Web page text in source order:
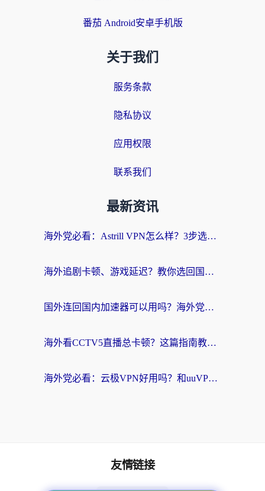
番茄 Android安卓手机版
关于我们
服务条款
隐私协议
应用权限
联系我们
最新资讯
海外党必看：Astrill VPN怎么样？3步选对回国加速器实现无缝刷剧玩游戏
海外追剧卡顿、游戏延迟？教你选回国加速器，附免费加速器试用一小时福利
国外连回国内加速器可以用吗？海外党亲测实用指南，解决追剧游戏卡顿难题
海外看CCTV5直播总卡顿？这篇指南教你选对回国加速器，无缝刷国内资源
海外党必看：云极VPN好用吗？和uuVPN对比哪个回国效果更好？附真实体验+避坑指南
友情链接